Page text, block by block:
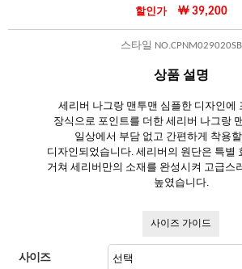
할인가 ￦ 39,200
스타일 NO.CPNM029020SB
상품 설명
세리버 나그랑 맨투맨 심플한 디자인에
장식으로 포인트를 더한 세리버 나그랑
일상에서 부담 없고 간편하게 착용
디자인되었습니다. 세리버의 원단은 특별
거쳐 세리버만의 소재를 완성시켜 고급스
높였습니다.
사이즈 가이드
사이즈